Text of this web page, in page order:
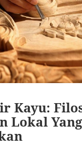
Kayu:
Lokal